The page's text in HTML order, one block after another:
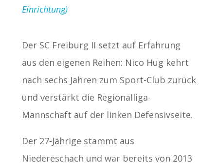
Einrichtung)
Der SC Freiburg II setzt auf Erfahrung
aus den eigenen Reihen: Nico Hug kehrt
nach sechs Jahren zum Sport-Club zurück
und verstärkt die Regionalliga-
Mannschaft auf der linken Defensivseite.
Der 27-Jährige stammt aus
Niedereschach und war bereits von 2013